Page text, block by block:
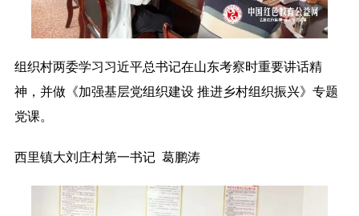
组织村两委学习习近平总书记在山东考察时重要讲话精
神，并做《加强基层党组织建设 推进乡村组织振兴》专题
党课。
西里镇大刘庄村第一书记 葛鹏涛